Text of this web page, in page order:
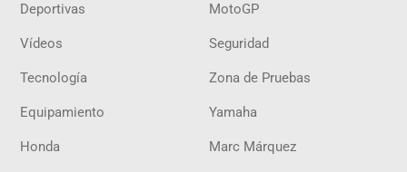
Deportivas MotoGP
Vídeos Seguridad
Tecnología Zona de Pruebas
Equipamiento Yamaha
Honda Marc Márquez